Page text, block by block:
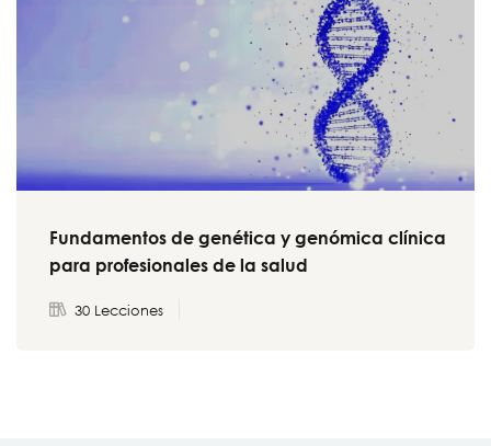
Fundamentos de genética y genómica clínica
para profesionales de la salud
30 Lecciones